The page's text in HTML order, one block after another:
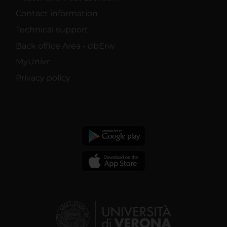
Contact information
Technical support
Back office Area - dbErw
MyUnivr
Privacy policy